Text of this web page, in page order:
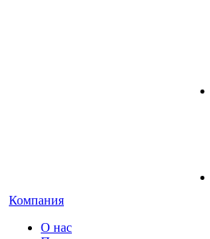
Компания
О нас